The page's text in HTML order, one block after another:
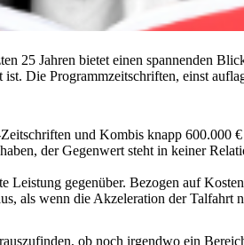
25 Jahren bietet einen spannenden
Die Programmzeitschriften, einst
und Kombis knapp 600.000
der Gegenwert steht in keiner
Leistung gegenüber. Bezogen auf
als wenn die Akzeleration der Talfahrt
ob noch irgendwo ein